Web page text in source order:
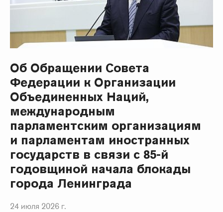
Об Обращении Совета
Федерации к Организации
Объединенных Наций,
международным
парламентским организациям
и парламентам иностранных
государств в связи с 85-й
годовщиной начала блокады
города Ленинграда
24 июля 2026 г.